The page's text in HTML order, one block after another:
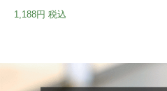
1,188円 税込